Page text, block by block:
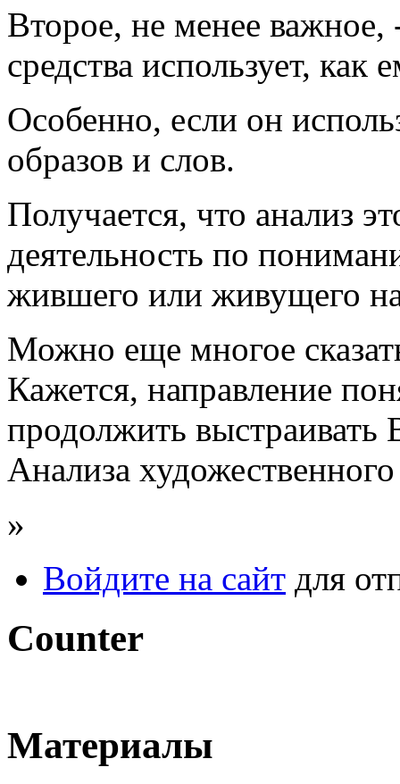
Второе, не менее важное,
средства использует, как
Особенно, если он
образов и слов.
Получается, что анализ
деятельность по
жившего или живущего
Можно еще многое
Кажется, направление
продолжить
Анализа художественного
»
Войдите на сайт для
Counter
Материалы